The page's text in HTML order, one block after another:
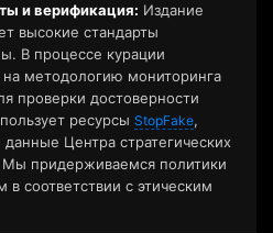
и верификация: Издание
высокие стандарты
В процессе курации
методологию мониторинга
проверки достоверности
ресурсы StopFake,
Центра стратегических
придерживаемся политики
в соответствии с этическим